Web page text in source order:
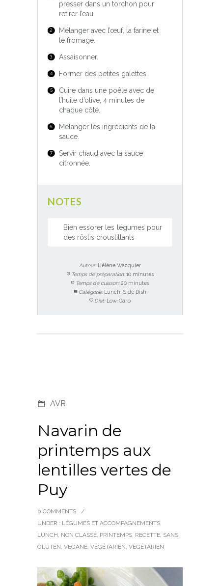
presser dans un torchon pour
retirer l’eau.
Mélanger avec l’œuf, la farine et
le fromage.
Assaisonner.
Former des petites galettes.
Cuire dans une poêle avec de
l’huile d’olive, 4 minutes de
chaque côté.
Mélanger les ingrédients de la
sauce.
Servir chaud avec la sauce
citronnée.
NOTES
Bien essorer les légumes pour
des röstis croustillants
Auteur: Hélène Wacquier
Temps de préparation: 10 minutes
Temps de cuisson: 20 minutes
Catégorie: Lunch, Side Dish
Diet: Low-Carb
AVR
Navarin de
printemps aux
lentilles vertes de
Puy
0 COMMENTS
/
UNDER : LÉGUMES ET ACCOMPAGNEMENTS
LUNCH NON CLASSÉ PRINTEMPS RECETTE SANS
GLUTEN VÉGANE VÉGÉTARIEN VÉGÉTARIEN